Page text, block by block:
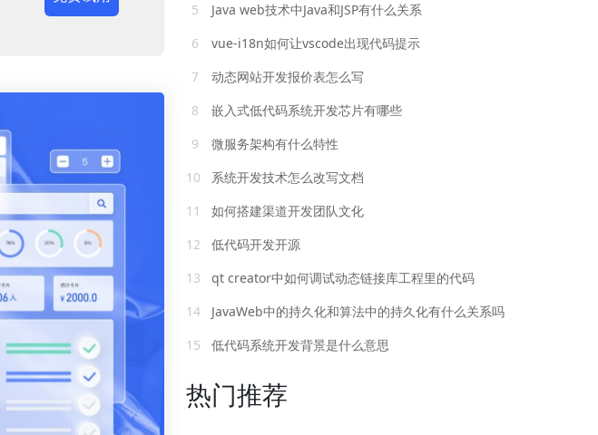
5
Java web技术中Java和JSP有什么关系
6
vue-i18n如何让vscode出现代码提示
7
动态网站开发报价表怎么写
8
嵌入式低代码系统开发芯片有哪些
9
微服务架构有什么特性
10
系统开发技术怎么改写文档
11
如何搭建渠道开发团队文化
12
低代码开发开源
13
qt creator中如何调试动态链接库工程里的代码
14
JavaWeb中的持久化和算法中的持久化有什么关系吗
15
低代码系统开发背景是什么意思
热门推荐